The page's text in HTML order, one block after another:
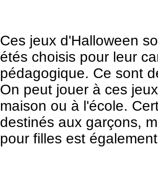
Ces jeux d'Halloween
étés choisis pour leur
pédagogique. Ce sont
On peut jouer à ces
maison ou à l'école.
destinés aux garçons,
pour filles est